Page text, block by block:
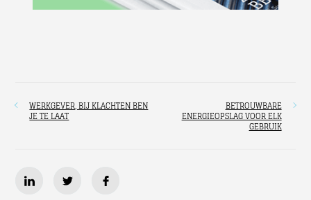
WERKGEVER, BIJ KLACHTEN BEN
JE TE LAAT
BETROUWBARE
ENERGIEOPSLAG VOOR ELK
GEBRUIK